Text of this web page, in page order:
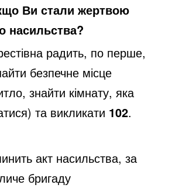
Ви стали жертвою
насильства?
радить, по перше,
безпечне місце
знайти кімнату, яка
та викликати 102.
акт насильства, за
бригаду